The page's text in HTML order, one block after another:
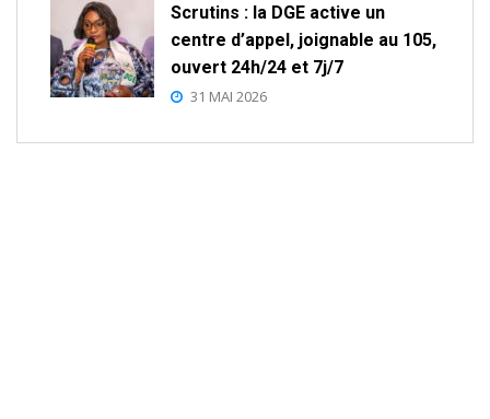
Scrutins : la DGE active un
centre d’appel, joignable au 105,
ouvert 24h/24 et 7j/7
31 MAI 2026